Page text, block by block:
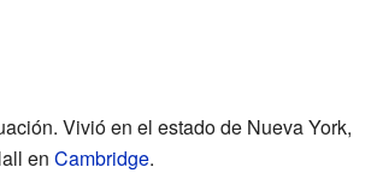
Vivió en el estado de Nueva York,
en Cambridge.